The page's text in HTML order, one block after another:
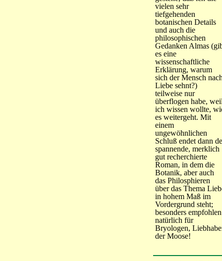
vielen sehr
tiefgehenden
botanischen Details
und auch die
philosophischen
Gedanken Almas
es eine
wissenschaftliche
Erklärung, warum
sich der Mensch
Liebe sehnt?)
teilweise nur
überflogen habe,
ich wissen wollte,
es weitergeht. Mit
einem
ungewöhnlichen
Schluß endet dann
spannende, merklich
gut recherchierte
Roman, in dem die
Botanik, aber auch
das Philosphieren
über das Thema
in hohem Maß im
Vordergrund steht;
besonders empfohlen
natürlich für
Bryologen,
der Moose!